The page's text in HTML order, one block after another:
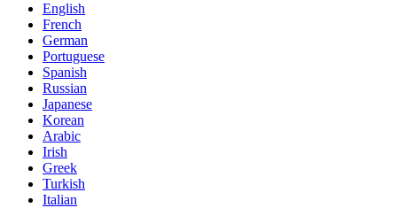
English
French
German
Portuguese
Spanish
Russian
Japanese
Korean
Arabic
Irish
Greek
Turkish
Italian